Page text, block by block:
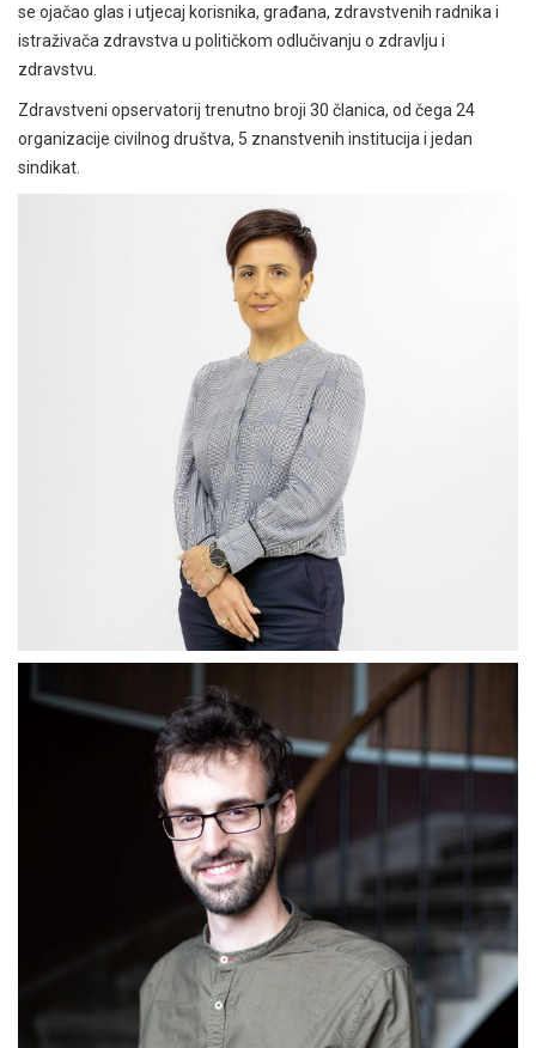
se ojačao glas i utjecaj korisnika, građana, zdravstvenih radnika i
istraživača zdravstva u političkom odlučivanju o zdravlju i
zdravstvu.
Zdravstveni opservatorij trenutno broji 30 članica, od čega 24
organizacije civilnog društva, 5 znanstvenih institucija i jedan
sindikat.